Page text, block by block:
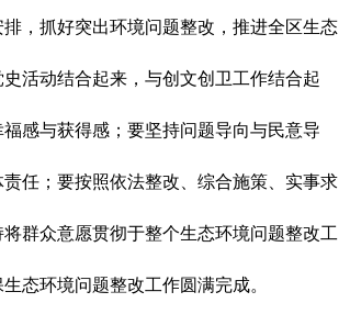
，抓好突出环境问题整改，推进全区生态
活动结合起来，与创文创卫工作结合起
感与获得感；要坚持问题导向与民意导
任；要按照依法整改、综合施策、实事求
群众意愿贯彻于整个生态环境问题整改工
态环境问题整改工作圆满完成。